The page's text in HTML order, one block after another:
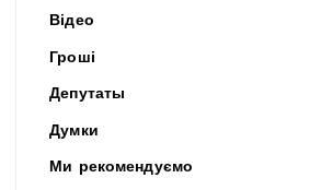
Відео
Гроші
Депутаты
Думки
Ми рекомендуємо